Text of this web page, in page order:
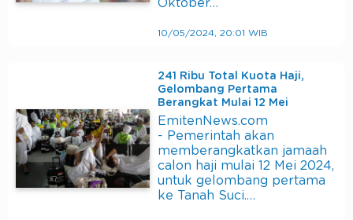
Oktober…
10/05/2024, 20:01 WIB
241 Ribu Total Kuota Haji,
Gelombang Pertama
Berangkat Mulai 12 Mei
EmitenNews.com
- Pemerintah akan
memberangkatkan jamaah
calon haji mulai 12 Mei 2024,
untuk gelombang pertama
ke Tanah Suci.…